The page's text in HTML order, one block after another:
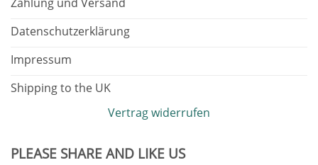
Datenschutzerklärung
Impressum
Shipping to the UK
Vertrag widerrufen
PLEASE SHARE AND LIKE US